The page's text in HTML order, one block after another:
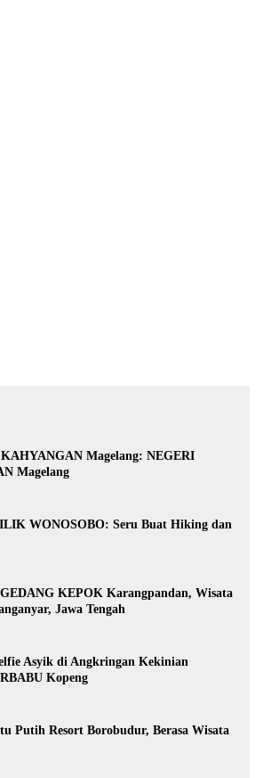
KAHYANGAN Magelang: NEGERI
Magelang
WONOSOBO: Seru Buat Hiking dan
KEPOK Karangpandan, Wisata
Jawa Tengah
Asyik di Angkringan Kekinian
Kopeng
Putih Resort Borobudur, Berasa Wisata